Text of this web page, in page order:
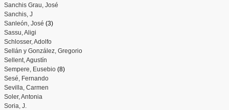
Sanchis Grau, José
Sanchis, J
Sanleón, José (3)
Sassu, Aligi
Schlosser, Adolfo
Sellán y González, Gregorio
Sellent, Agustín
Sempere, Eusebio(8)
Sesé, Fernando
Sevilla, Carmen
Soler, Antonia
Soria, J.